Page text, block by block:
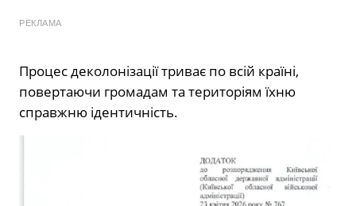
РЕКЛАМА
Процес деколонізації триває по всій країні,
повертаючи громадам та територіям їхню
справжню ідентичність.